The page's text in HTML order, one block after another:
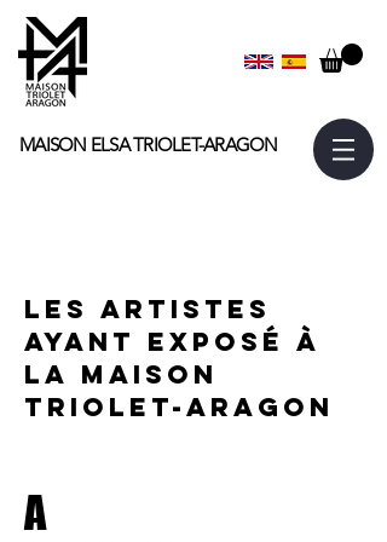
MAISON ELSATRIOLET-ARAGON
LES ARTISTES
AYANT EXPOSÉ À
LA MAISON
TRIOLET-ARAGON
A